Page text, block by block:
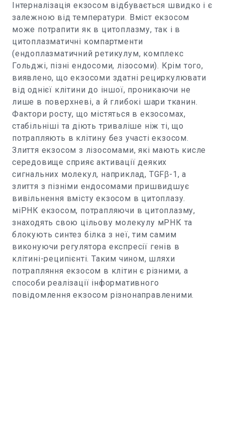
Інтерналізація екзосом відбувається швидко і є
залежною від температури. Вміст екзосом
може потрапити як в цитоплазму, так і в
цитоплазматичні компартменти
(ендоплазматичний ретикулум, комплекс
Гольджі, пізні ендосоми, лізосоми). Крім того,
виявлено, що екзосоми здатні рециркулювати
від однієї клітини до іншої, проникаючи не
лише в поверхневі, а й глибокі шари тканин.
Фактори росту, що містяться в екзосомах,
стабільніші та діють триваліше ніж ті, що
потрапляють в клітину без участі екзосом.
Злиття екзосом з лізосомами, які мають кисле
середовище сприяє активації деяких
сигнальних молекул, наприклад, TGFβ-1, а
злиття з пізніми ендосомами пришвидшує
вивільнення вмісту екзосом в цитоплазу.
міРНК екзосом, потрапляючи в цитоплазму,
знаходять свою цільову молекулу мРНК та
блокують синтез білка з неї, тим самим
виконуючи регулятора експресії генів в
клітині-реципієнті. Таким чином, шляхи
потрапляння екзосом в клітин є різними, а
способи реалізації інформативного
повідомлення екзосом різнонаправленими.